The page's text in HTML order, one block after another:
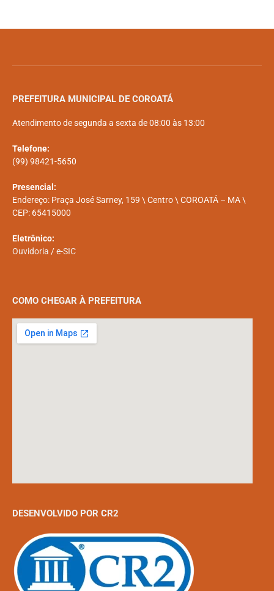
PREFEITURA MUNICIPAL DE COROATÁ
Atendimento de segunda a sexta de 08:00 às 13:00
Telefone:
(99) 98421-5650
Presencial:
Endereço: Praça José Sarney, 159 \ Centro \ COROATÁ – MA \
CEP: 65415000
Eletrônico:
Ouvidoria /e-SIC
COMO CHEGAR À PREFEITURA
DESENVOLVIDO POR CR2